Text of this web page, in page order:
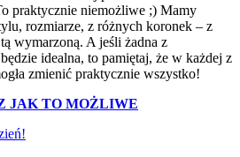
praktycznie niemożliwe ;) Mamy
rozmiarze, z różnych koronek – z
wymarzoną. A jeśli żadna z
idealna, to pamiętaj, że w każdej z
zmienić praktycznie wszystko!
JAK TO MOŻLIWE